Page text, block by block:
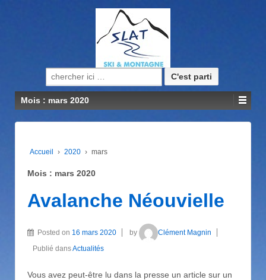
Recherche pour:
Mois : mars 2020
Accueil › 2020 › mars
Mois : mars 2020
Avalanche Néouvielle
Posted on 16 mars 2020 by
Clément Magnin
Publié dansActualités
Vous avez peut-être lu dans la presse un article sur un